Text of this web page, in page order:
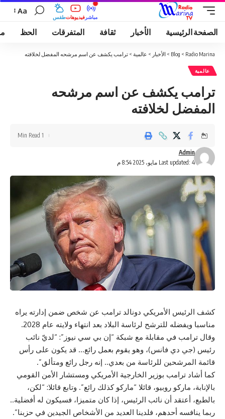
طقسفيديوهات مباشر
Aa
الصفحة الرئيسية الأخبار ثقافة المتفرقات الحظ
Radio Marina
>
Blog
> الأخبار > عالمية > ترامب يكشف عن اسم مرشحه المفضل لخلافته
عالمية
ترامب يكشف عن اسم مرشحه
المفضل لخلافته
Last updated: 4 مايو، 2025 8:54 م
Admin
1 Min Read
كشف الرئيس الأمريكي دونالد ترامب عن شخص ضمن إدارته يراه
مناسبا ويفضله للترشح لرئاسة البلاد بعد انتهاء ولايته عام 2028.
وقال ترامب في مقابلة مع شبكة “إن بي سي نيوز”: “لديّ نائب
رئيس (جي دي فانس)، وهو يقوم بعمل رائع… قد يكون على رأس
قائمة المرشحين للرئاسة من بعدي.. إنه رجل رائع ومتألق”.
كما أشاد ترامب بوزير الخارجية الأمريكي ومستشار الأمن القومي
بالإنابة، ماركو روبيو، قائلا “ماركو كذلك رائع”. وتابع قائلا: “لكن،
بالطبع، أعتقد أن نائب الرئيس، إذا كان متميزا، فسيكون له أفضلية..
ربما ينافسه أحدهم، فلدينا العديد من الأشخاص الجيدين في حزبنا”.